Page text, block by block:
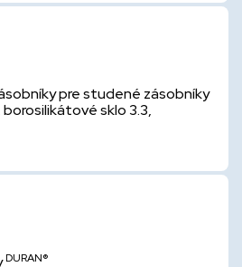
pre studené zásobníky
sklo 3.3,
DURAN®